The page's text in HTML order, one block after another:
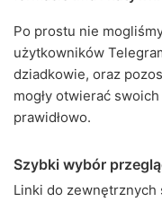
Po prostu nie
użytkowników
dziadkowie, oraz
mogły otwierać
prawidłowo.
Szybki wybór
Linki do